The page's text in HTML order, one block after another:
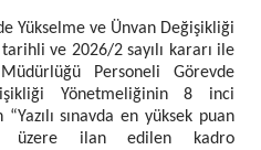
Yükselme ve Ünvan Değişikliği
ve 2026/2 sayılı kararı ile
Personeli Görevde
Yönetmeliğinin 8 inci
sınavda en yüksek puan
üzere ilan edilen kadro